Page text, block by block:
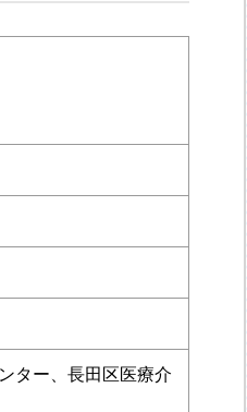
ター、長田区医療介